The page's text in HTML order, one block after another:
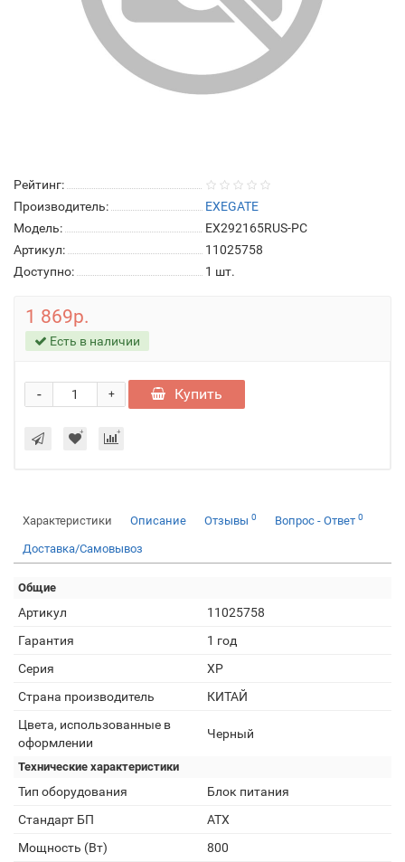
Рейтинг:
Производитель:
EXEGATE
Модель:
EX292165RUS-PC
Артикул:
11025758
Доступно:
1 шт.
1 869р.
Есть в наличии
+
- Купить
Характеристики Описание Отзывы 0 Вопрос - Ответ 0
Доставка/Самовывоз
Общие
Артикул
11025758
Гарантия
1 год
Серия
XP
Страна производитель
КИТАЙ
Цвета, использованные в
оформлении
Черный
Технические характеристики
Тип оборудования
Блок питания
Стандарт БП
ATX
Мощность (Вт)
800